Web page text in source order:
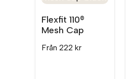
Flexfit 110®
Mesh Cap
Från 222 kr